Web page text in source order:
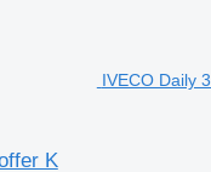
IVECO Daily
K